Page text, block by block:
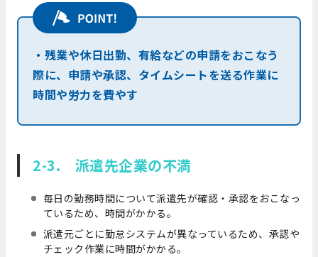
・残業や休日出勤、有給などの申請をおこなう
際に、申請や承認、タイムシートを送る作業に
時間や労力を費やす
2-3. 派遣先企業の不満
毎日の勤務時間について派遣先が確認・承認をおこなっ
ているため、時間がかかる。
派遣元ごとに勤怠システムが異なっているため、承認や
チェック作業に時間がかかる。